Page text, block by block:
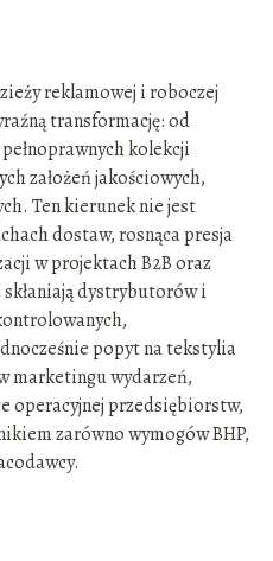
reklamowej i roboczej
transformację: od
kolekcji
założeń jakościowych,
Ten kierunek nie jest
dostaw, rosnąca presja
w projektach B2B oraz
dystrybutorów i
popyt na tekstylia
marketingu wydarzeń,
operacyjnej przedsiębiorstw,
zarówno wymogów BHP,